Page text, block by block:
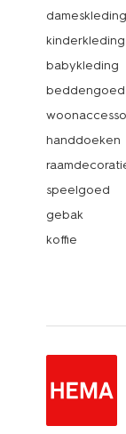
dameskleding
kinderkleding
babykleding
beddengoed
handdoeken
speelgoed
gebak
koffie